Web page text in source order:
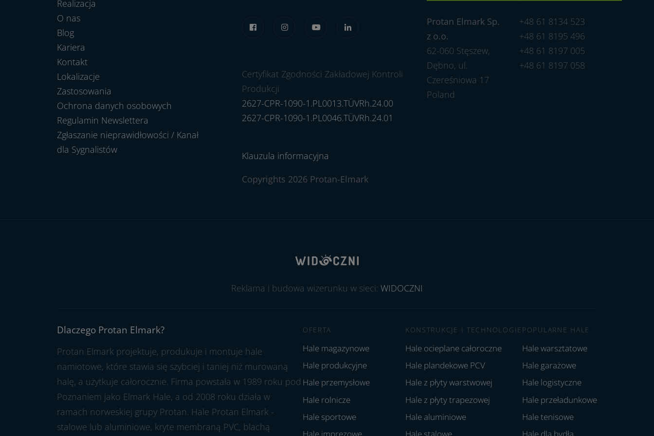
Realizacja
O nas
Blog
Kariera
Kontakt
Lokalizacje
Zastosowania
Ochrona danych osobowych
Regulamin Newslettera
Zgłaszanie nieprawidłowości / Kanał
dla Sygnalistów
Certyfikat Zgodności Zakładowej Kontroli
Produkcji
2627-CPR-1090-1.PL0013.TÜVRh.24.00
2627-CPR-1090-1.PL0046.TÜVRh.24.01
Klauzula informacyjna
Copyrights 2026 Protan-Elmark
Protan Elmark Sp.
z o.o.
62-060 Stęszew,
Dębno, ul.
Czereśniowa 17
Poland
+48 61 8134 523
+48 61 8195 496
+48 61 8197 005
+48 61 8197 058
Reklama i budowa wizerunku w sieci: WIDOCZNI
Dlaczego Protan Elmark?
Protan Elmark projektuje, produkuje i montuje hale
namiotowe, które stawia się szybciej i taniej niż murowaną
halę, a użytkuje całorocznie. Firma powstała w 1989 roku pod
Poznaniem jako Elmark Hale, a od 2008 roku działa w
ramach norweskiej grupy Protan. Hale Protan Elmark -
stalowe lub aluminiowe, kryte membraną PVC, blachą
OFERTA
Hale magazynowe
Hale produkcyjne
Hale przemysłowe
Hale rolnicze
Hale sportowe
KONSTRUKCJE I TECHNOLOGIE
Hale ocieplane całoroczne
Hale plandekowe PCV
Hale z płyty warstwowej
Hale z płyty trapezowej
Hale aluminiowe
POPULARNE HALE
Hale warsztatowe
Hale garażowe
Hale logistyczne
Hale przeładunkowe
Hale tenisowe